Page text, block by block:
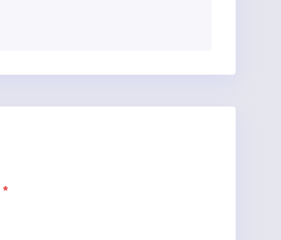
*